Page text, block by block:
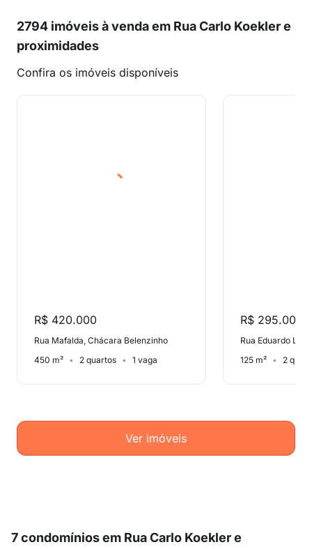
2794 imóveis à venda em Rua Carlo Koekler e
proximidades
Confira os imóveis disponíveis
R$ 420.000
Rua Mafalda, Chácara Belenzinho
450 m²
2 quartos 1 vaga
R$ 295.000
Rua Eduardo
125 m²
2
Ver imóveis
7 condomínios em Rua Carlo Koekler e